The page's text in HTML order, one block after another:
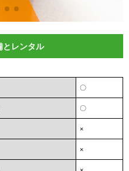
とレンタル
〇
〇
×
×